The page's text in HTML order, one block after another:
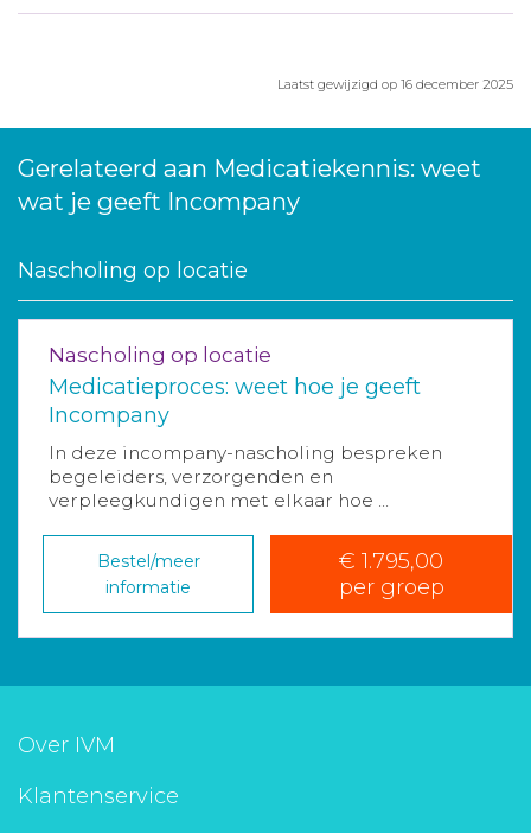
Laatst gewijzigd op 16 december 2025
Gerelateerd aan Medicatiekennis: weet
wat je geeft Incompany
Nascholing op locatie
Nascholing op locatie
Medicatieproces: weet hoe je geeft
Incompany
In deze incompany-nascholing bespreken
begeleiders, verzorgenden en
verpleegkundigen met elkaar hoe ...
Bestel/meer
informatie
€ 1.795,00
per groep
Over IVM
Klantenservice